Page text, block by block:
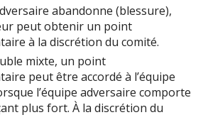
abandonne (blessure),
peut obtenir un point
à la discrétion du comité.
mixte, un point
peut être accordé à l’équipe
l’équipe adversaire comporte
plus fort. À la discrétion du